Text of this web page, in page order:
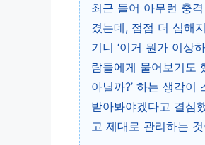
최근 들어 아무런 충
겼는데, 점점 더 심해
기니 ‘이거 뭔가 이상
람들에게 물어보기도
아닐까?’ 하는 생각
받아봐야겠다고 결심
고 제대로 관리하는